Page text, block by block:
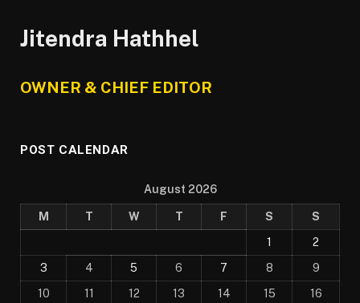
Jitendra Hathhel
OWNER & CHIEF EDITOR
POST CALENDAR
August 2026
M T W T F S
S
1
2
3
4 5 6 7 8
9
10
11 12 13 14 15
16